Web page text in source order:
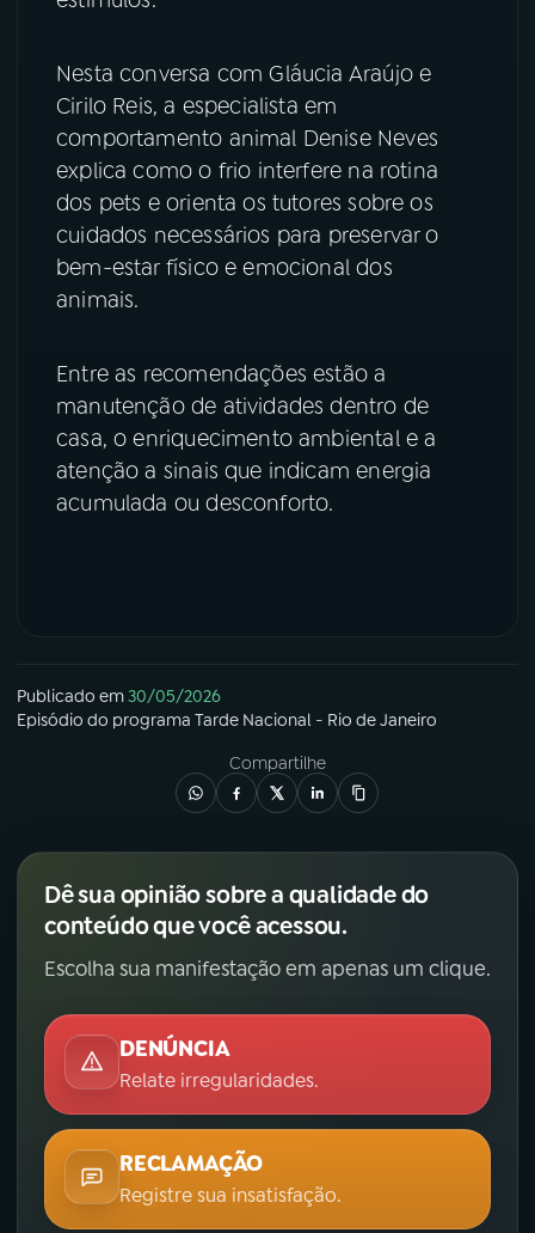
ACOMPANHE A RÁDIO NACIONAL
YouTube Facebook
Instagram X
TikTok
Nesta conversa com Gláucia Araújo e
Cirilo Reis, a especialista em
comportamento animal Denise Neves
explica como o frio interfere na rotina
dos pets e orienta os tutores sobre os
cuidados necessários para preservar o
bem-estar físico e emocional dos
animais.
Entre as recomendações estão a
manutenção de atividades dentro de
casa, o enriquecimento ambiental e a
atenção a sinais que indicam energia
acumulada ou desconforto.
Publicado em30/05/2026
Episódio do programa Tarde Nacional - Rio de Janeiro
Compartilhe
Dê sua opinião sobre a qualidade do
conteúdo que você acessou.
Escolha sua manifestação em apenas um clique.
DENÚNCIA
Relate irregularidades.
RECLAMAÇÃO
Registre sua insatisfação.